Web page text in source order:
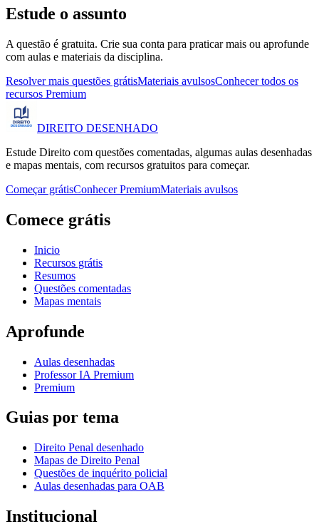
Estude o assunto
A questão é gratuita. Crie sua conta para praticar mais ou aprofunde
com aulas e materiais da disciplina.
Resolver mais questões grátisMateriais avulsosConhecer todos os
recursos Premium
DIREITO DESENHADO
Estude Direito com questões comentadas, algumas aulas desenhadas
e mapas mentais, com recursos gratuitos para começar.
Começar grátisConhecer PremiumMateriais avulsos
Comece grátis
Inicio
Recursos grátis
Resumos
Questões comentadas
Mapas mentais
Aprofunde
Aulas desenhadas
Professor IA Premium
Premium
Guias por tema
Direito Penal desenhado
Mapas de Direito Penal
Questões de inquérito policial
Aulas desenhadas para OAB
Institucional